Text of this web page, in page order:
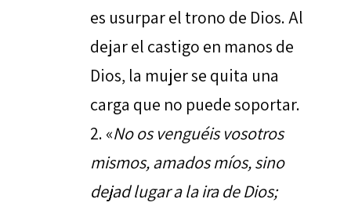
es usurpar el trono de Dios. Al
dejar el castigo en manos de
Dios, la mujer se quita una
carga que no puede soportar.
«No os venguéis vosotros
mismos, amados míos, sino
dejad lugar a la ira de Dios;